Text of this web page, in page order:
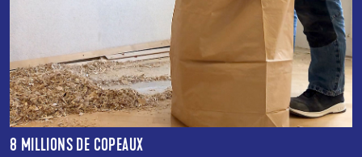
8 MILLIONS DE COPEAUX